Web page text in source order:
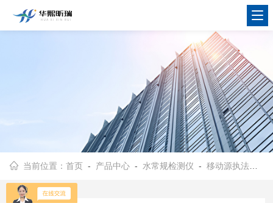
当前位置：首页 - 产品中心 - 水常规检测仪 -移动源执法监测设备